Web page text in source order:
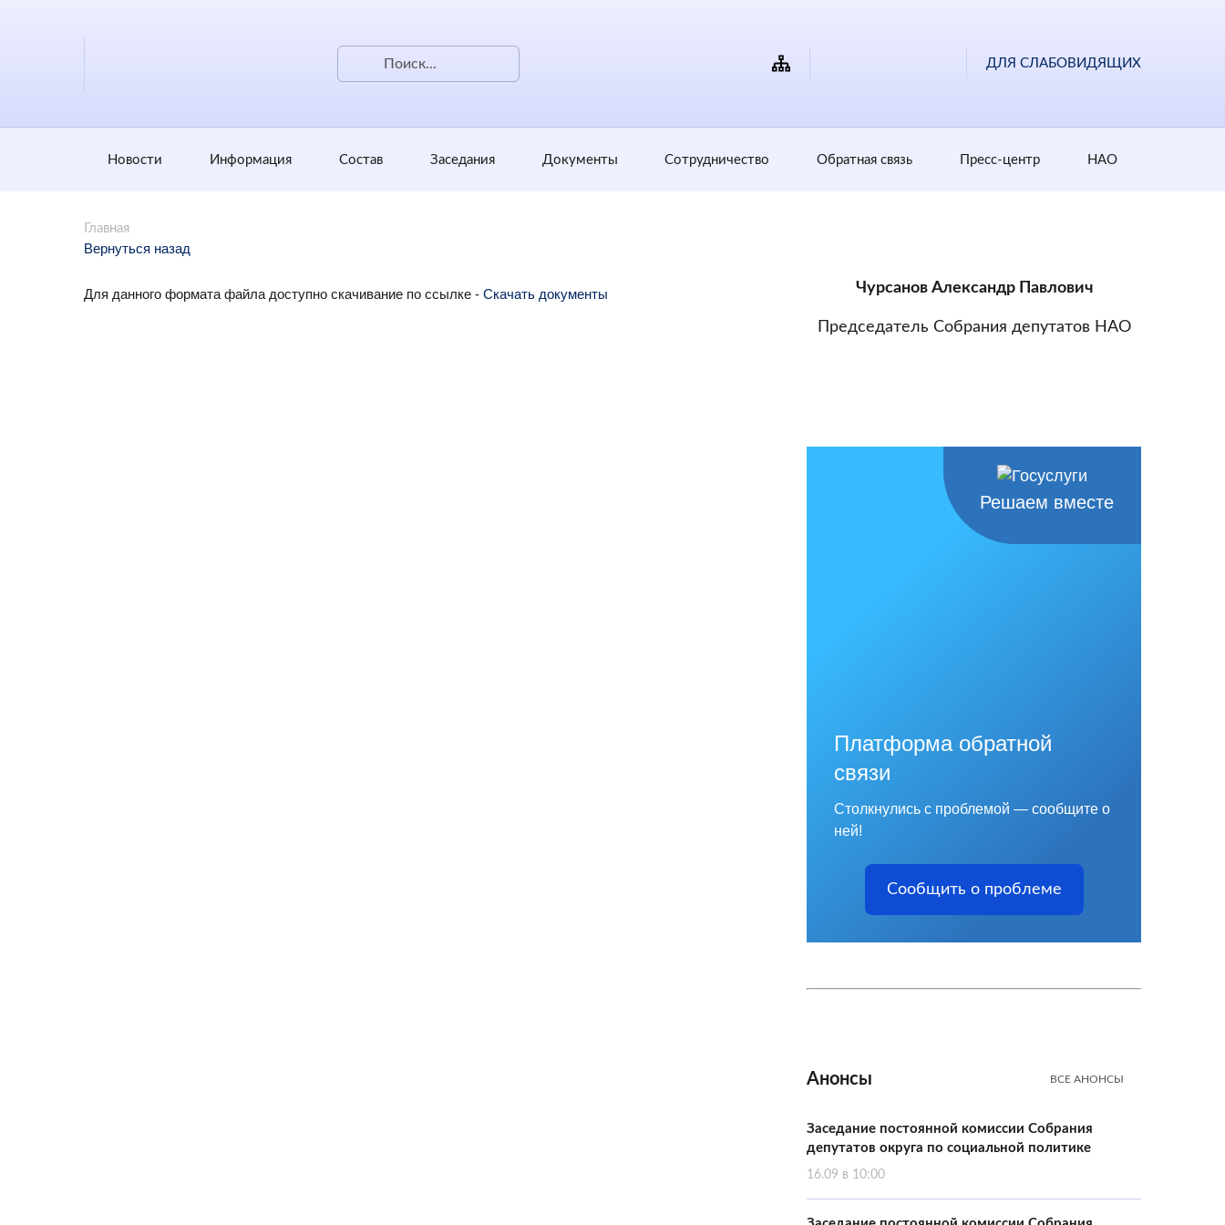
ДЛЯ СЛАБОВИДЯЩИХ
Новости Информация Состав Заседания Документы Сотрудничество Обратная cвязь Пресс-центр НАО
Главная
Вернуться назад
Для данного формата файла доступно скачивание по ссылке - Скачать документы Чурсанов Александр Павлович
Председатель Собрания депутатов НАО
Решаем вместе
Платформа обратной
связи
Столкнулись с проблемой — сообщите о
ней!
Сообщить о проблеме
Анонсы ВСЕ АНОНСЫ
Заседание постоянной комиссии Собрания
депутатов округа по социальной политике
16.09 в 10:00